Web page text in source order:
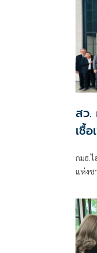
สว.
เชื้
กมธ.
แห่งช